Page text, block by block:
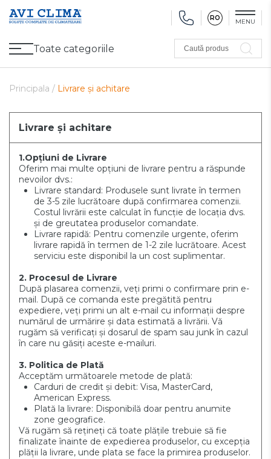
RO MENU
Toate categoriile
Climatizare
Ventilare
Caută produs
Principala / Livrare și achitare
Livrare și achitare
1.Opțiuni de Livrare
Oferim mai multe opțiuni de livrare pentru a răspunde
nevoilor dvs.:
Livrare standard: Produsele sunt livrate în termen
de 3-5 zile lucrătoare după confirmarea comenzii.
Costul livrării este calculat în funcție de locația dvs.
și de greutatea produselor comandate.
Livrare rapidă: Pentru comenzile urgente, oferim
livrare rapidă în termen de 1-2 zile lucrătoare. Acest
serviciu este disponibil la un cost suplimentar.
2. Procesul de Livrare
După plasarea comenzii, veți primi o confirmare prin e-
mail. După ce comanda este pregătită pentru
expediere, veți primi un alt e-mail cu informații despre
numărul de urmărire și data estimată a livrării. Vă
rugăm să verificați și dosarul de spam sau junk în cazul
în care nu găsiți aceste e-mailuri.
3. Politica de Plată
Acceptăm următoarele metode de plată:
Carduri de credit și debit: Visa, MasterCard,
American Express.
Plată la livrare: Disponibilă doar pentru anumite
zone geografice.
Vă rugăm să rețineți că toate plățile trebuie să fie
finalizate înainte de expedierea produselor, cu excepția
plății la livrare, unde plata se face la primirea produselor.